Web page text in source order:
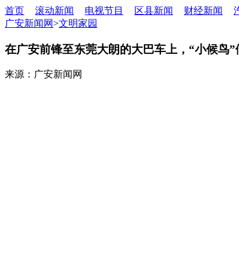
首页 滚动新闻 电视节目 区县新闻 财经新闻
广安新闻网>文明家园
在广安前锋至东莞大朗的大巴车上，“小候鸟
来源：广安新闻网